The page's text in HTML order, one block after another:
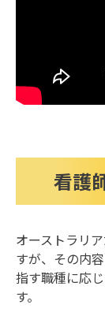
看護
オーストラリ
すが、その内
指す職種に応
す。